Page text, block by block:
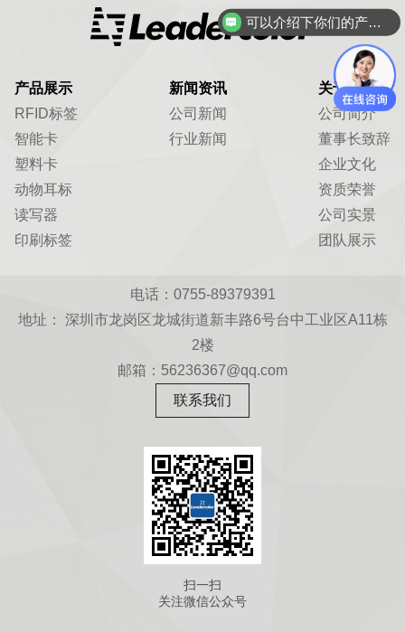
产品展示
RFID标签
智能卡
塑料卡
动物耳标
读写器
印刷标签
新闻资讯
公司新闻
行业新闻
关于我们
公司简介
董事长致辞
企业文化
资质荣誉
公司实景
团队展示
电话：0755-89379391
地址： 深圳市龙岗区龙城街道新丰路6号台中工业区A11栋
2楼
邮箱：56236367@qq.com
联系我们
扫一扫
关注微信公众号
可以介绍下你们的产品么？